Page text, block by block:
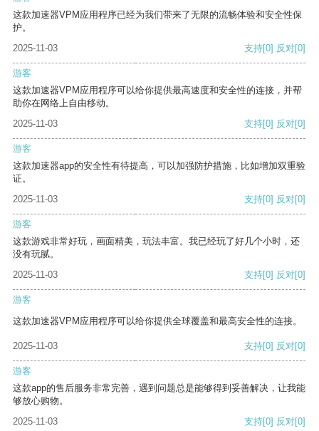
这款加速器VPM应用程序已经为我们带来了无限的流畅体验和安全性保
护。
2025-11-03
支持[0] 反对[0]
游客
这款加速器VPM应用程序可以给你提供最高速度和安全性的连接，并帮
助你在网络上自由移动。
2025-11-03
支持[0] 反对[0]
游客
这款加速器app的安全性有待提高，可以加强防护措施，比如增加双重验
证。
2025-11-03
支持[0] 反对[0]
游客
这款游戏非常好玩，画面精美，玩法丰富。我已经玩了好几个小时，还
没有玩腻。
2025-11-03
支持[0] 反对[0]
游客
这款加速器VPM应用程序可以给你提供全球覆盖和最高安全性的连接。
2025-11-03 支持[0] 反对[0]
游客
这款app的售后服务非常完善，遇到问题总是能够得到妥善解决，让我能
够放心购物。
2025-11-03
支持[0] 反对[0]